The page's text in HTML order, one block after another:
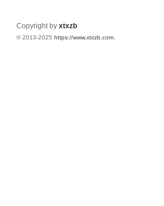
Copyright by xtxzb
© 2013-2025 https://www.xtxzb.com